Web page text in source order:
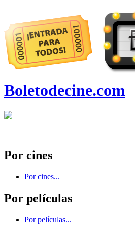
Boletodecine.com
Por cines
Por cines...
Por películas
Por películas...